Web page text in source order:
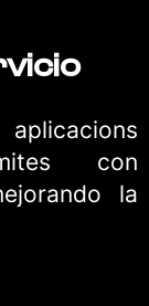
con
la